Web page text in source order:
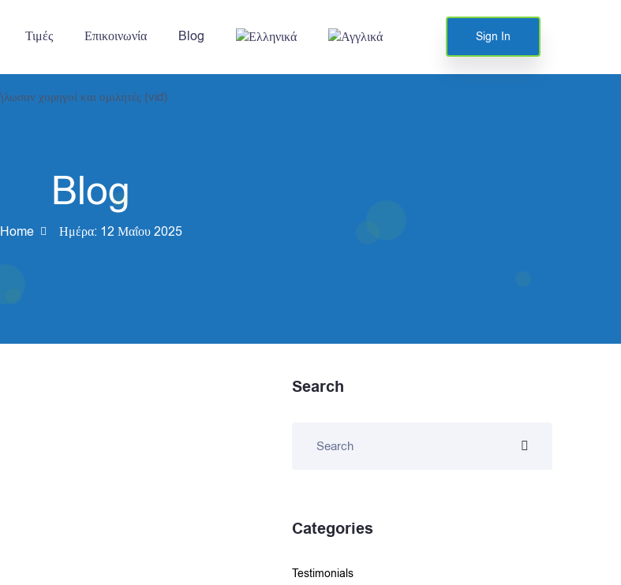
Τιμές Επικοινωνία Blog Sign In
Blog
Home Ημέρα: 12 Μαΐου 2025
Search
Categories
Testimonials